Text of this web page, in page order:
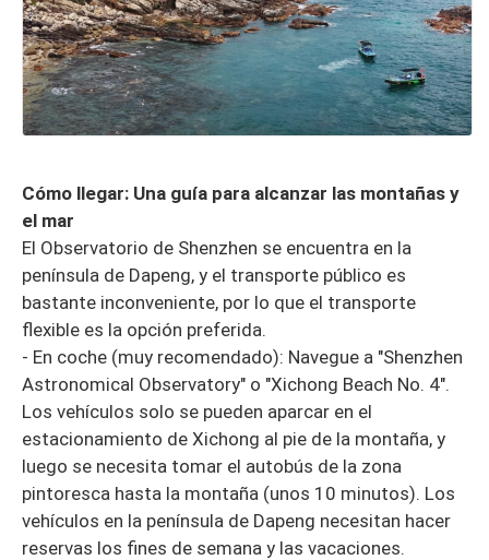
Cómo llegar: Una guía para alcanzar las montañas y
el mar
El Observatorio de Shenzhen se encuentra en la
península de Dapeng, y el transporte público es
bastante inconveniente, por lo que el transporte
flexible es la opción preferida.
- En coche (muy recomendado): Navegue a "Shenzhen
Astronomical Observatory" o "Xichong Beach No. 4".
Los vehículos solo se pueden aparcar en el
estacionamiento de Xichong al pie de la montaña, y
luego se necesita tomar el autobús de la zona
pintoresca hasta la montaña (unos 10 minutos). Los
vehículos en la península de Dapeng necesitan hacer
reservas los fines de semana y las vacaciones.